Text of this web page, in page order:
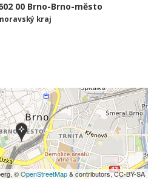
00 Brno-Brno-město
kraj
©OpenStreetMap& contributors, CC-BY-SA